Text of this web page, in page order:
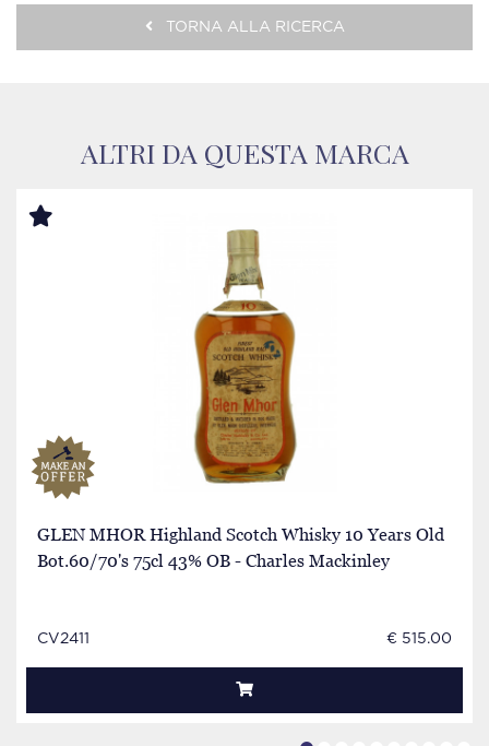
TORNA ALLA RICERCA
ALTRI DA QUESTA MARCA
GLEN MHOR Highland Scotch Whisky 10 Years Old
Bot.60/70's 75cl 43% OB - Charles Mackinley
CV2411 € 515.00